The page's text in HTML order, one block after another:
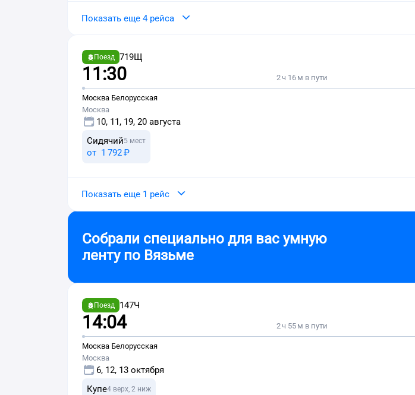
Показать еще 4 рейса
Поезд 719Щ
11:30 2 ч 16 м в пути
Москва Белорусская
Москва
10, 11, 19, 20 августа
Сидячий5 мест
от 1 ⁠792 ⁠₽
Показать еще 1 рейс
Собрали специально для вас умную
ленту по Вязьме
Поезд 147Ч
14:04 2 ч 55 м в пути
Москва Белорусская
Москва
6, 12, 13 октября
Купе4 верх, 2 ниж